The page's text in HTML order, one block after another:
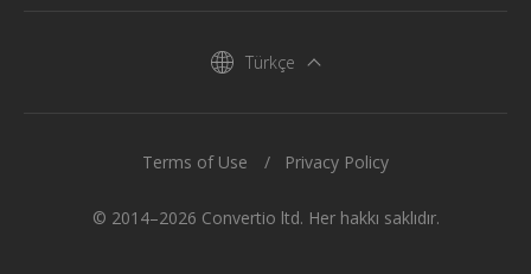
Türkçe
© 2014–2026 Convertio ltd. Her hakkı saklıdır.
Terms of Use Privacy Policy